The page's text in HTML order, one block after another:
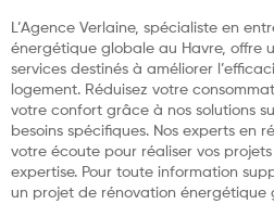
L’Agence Verlaine, spécialiste en
énergétique globale au Havre, offre
services destinés à améliorer
logement. Réduisez votre
votre confort grâce à nos solutions
besoins spécifiques. Nos experts en
votre écoute pour réaliser vos
expertise. Pour toute information
un projet de rénovation énergétique